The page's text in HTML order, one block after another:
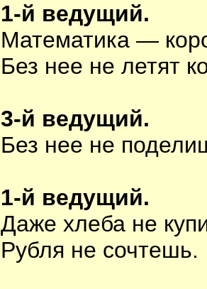
1-й ведущий.
Математика —
Без нее не летят
3-й ведущий.
Без нее не
1-й ведущий.
Даже хлеба не
Рубля не сочтешь.